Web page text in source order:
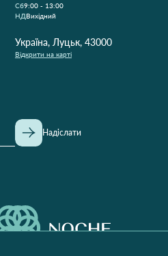
Cб9:00 - 13:00
НДВихідний
Україна, Луцьк, 43000
Відкрити на карті
Надіслати